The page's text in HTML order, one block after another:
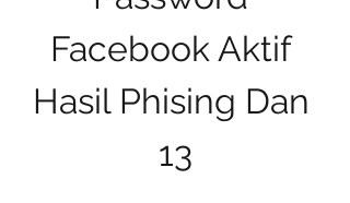
Facebook Aktif
Hasil Phising Dan
13